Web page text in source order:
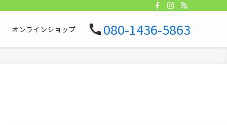
オンラインショップ 080-1436-5863